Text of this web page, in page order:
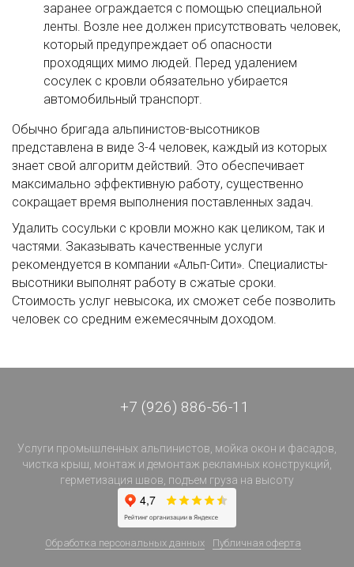
заранее ограждается с помощью специальной
ленты. Возле нее должен присутствовать человек,
который предупреждает об опасности
проходящих мимо людей. Перед удалением
сосулек с кровли обязательно убирается
автомобильный транспорт.
Обычно бригада альпинистов-высотников
представлена в виде 3-4 человек, каждый из которых
знает свой алгоритм действий. Это обеспечивает
максимально эффективную работу, существенно
сокращает время выполнения поставленных задач.
Удалить сосульки с кровли можно как целиком, так и
частями. Заказывать качественные услуги
рекомендуется в компании «Альп-Сити». Специалисты-
высотники выполнят работу в сжатые сроки.
Стоимость услуг невысока, их сможет себе позволить
человек со средним ежемесячным доходом.
+7 (926) 886-56-11
Услуги промышленных альпинистов, мойка окон и фасадов,
чистка крыш, монтаж и демонтаж рекламных конструкций,
герметизация швов, подъем груза на высоту
Обработка персональных данных Публичная оферта